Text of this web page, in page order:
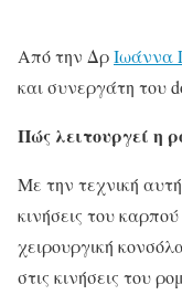
Από την ΔρΙωάννα
και συνεργάτη του
Πώς λειτουργεί η
Με την τεχνική
κινήσεις του
χειρουργική
στις κινήσεις του